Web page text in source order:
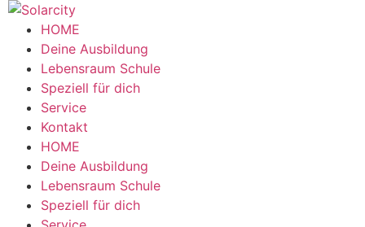
Zum
Inhalt
wechseln
HOME
Deine Ausbildung
Lebensraum Schule
Speziell für dich
Service
Kontakt
Menü HOME
Deine Ausbildung
Lebensraum Schule
Speziell für dich